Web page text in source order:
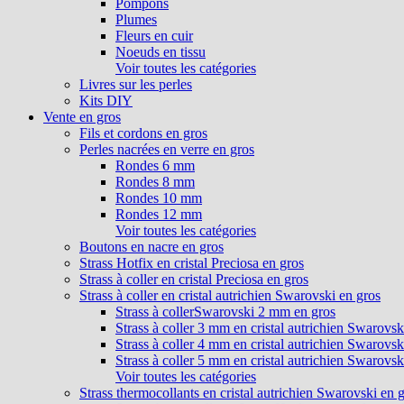
Pompons
Plumes
Fleurs en cuir
Noeuds en tissu
Voir toutes les catégories
Livres sur les perles
Kits DIY
Vente en gros
Fils et cordons en gros
Perles nacrées en verre en gros
Rondes 6 mm
Rondes 8 mm
Rondes 10 mm
Rondes 12 mm
Voir toutes les catégories
Boutons en nacre en gros
Strass Hotfix en cristal Preciosa en gros
Strass à coller en cristal Preciosa en gros
Strass à coller en cristal autrichien Swarovski en gros
Strass à collerSwarovski 2 mm en gros
Strass à coller 3 mm en cristal autrichien
Strass à coller 4 mm en cristal autrichien
Strass à coller 5 mm en cristal autrichien
Voir toutes les catégories
Strass thermocollants en cristal autrichien Swarovski en